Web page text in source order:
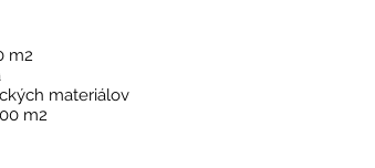
m2
materiálov
m2